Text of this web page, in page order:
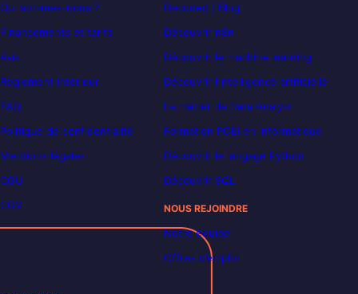
Qui sommes-nous ?
Financements et tarifs
Avis
Règlement intérieur
FAQ
Politique de confidentialité
Mentions légales
CGU
CGV
Decoded | Blog
Découvrir n8n
Découvrir le machine learning
Découvrir l’intelligence artificielle
Le métier de Data Analyst
Formation POEI en informatique
Découvrir le langage Python
Découvrir SQL
NOUS REJOINDRE
Notre équipe
Offres d’emploi